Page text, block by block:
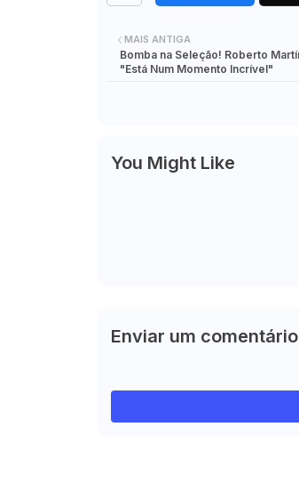
MAIS ANTIGA
Bomba na Seleção! Roberto
"Está Num Momento Incrível"
You Might Like
Enviar um comentário